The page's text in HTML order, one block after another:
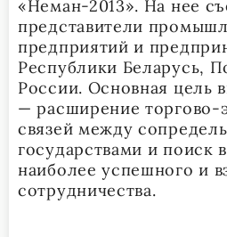
«Неман-2013». На нее
представители
предприятий и
Республики Беларусь,
России. Основная цель
— расширение торгово-
связей между
государствами и поиск
наиболее успешного и
сотрудничества.